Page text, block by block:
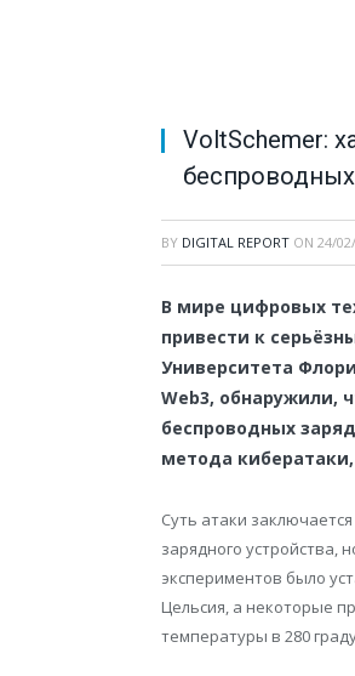
VoltSchemer:
BY DIGITAL REPORT ON 24/
В мире цифровых
привести к
Университета
Web3, обнаружили,
беспроводных
метода
Суть атаки
зарядного устройства,
экспериментов было
Цельсия, а некоторые
температуры в 280